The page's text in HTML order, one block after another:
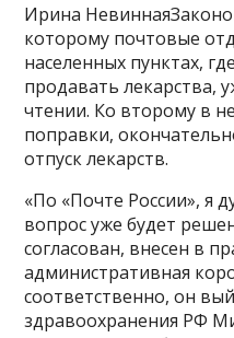
Ирина
которому почтовые
населенных пунктах,
продавать лекарства,
чтении. Ко второму в
поправки,
отпуск лекарств.
«По «Почте России», я
вопрос уже будет
согласован, внесен в
административная
соответственно, он
здравоохранения РФ